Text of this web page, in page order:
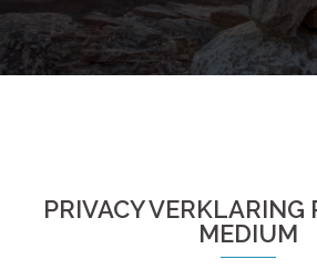
PRIVACY VERKLARING
MEDIUM